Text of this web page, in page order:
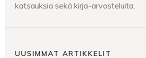
katsauksia sekä kirja-arvosteluita.
UUSIMMAT ARTIKKELIT